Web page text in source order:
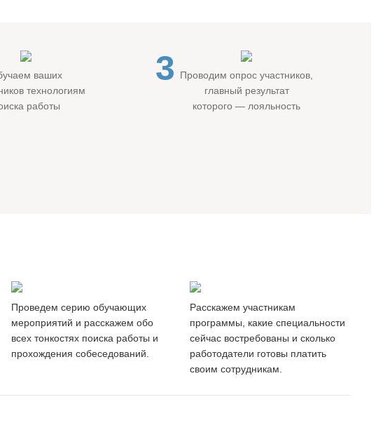
ваших
технологиям
работы
3
Проводим опрос участников,
главный результат
которого — лояльность
Проведем серию обучающих
мероприятий и расскажем обо
всех тонкостях поиска работы и
прохождения собеседований.
Расскажем участникам
программы, какие специальности
сейчас востребованы и сколько
работодатели готовы платить
своим сотрудникам.